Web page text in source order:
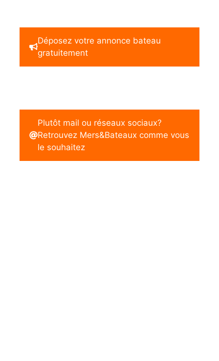
Déposez votre annonce bateau
gratuitement
Plutôt mail ou réseaux sociaux?
Retrouvez Mers&Bateaux comme vous
le souhaitez